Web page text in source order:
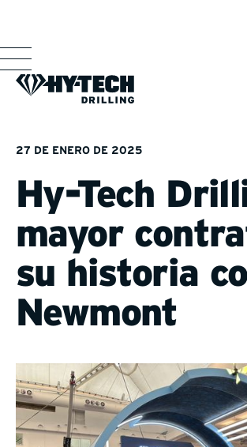
27 DE ENERO DE 2025
Hy-Tech
mayor
su historia
Newmont